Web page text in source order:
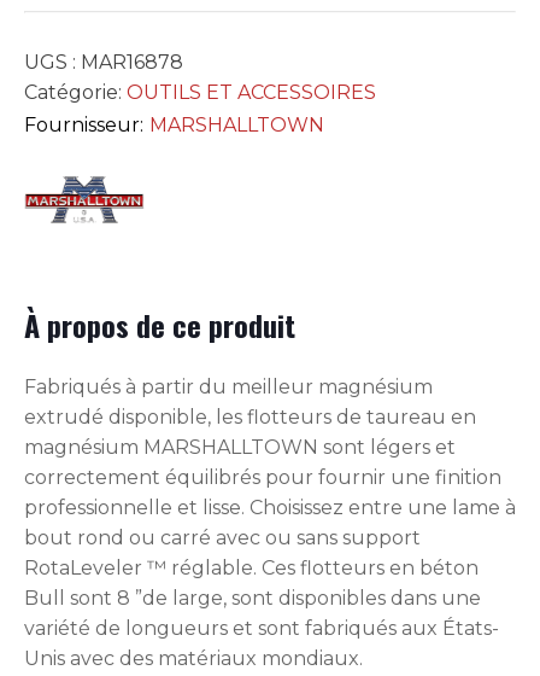
UGS : MAR16878
Catégorie: OUTILS ET ACCESSOIRES
Fournisseur: MARSHALLTOWN
À propos de ce produit
Fabriqués à partir du meilleur magnésium
extrudé disponible, les flotteurs de taureau en
magnésium MARSHALLTOWN sont légers et
correctement équilibrés pour fournir une finition
professionnelle et lisse. Choisissez entre une lame à
bout rond ou carré avec ou sans support
RotaLeveler ™ réglable. Ces flotteurs en béton
Bull sont 8 ”de large, sont disponibles dans une
variété de longueurs et sont fabriqués aux États-
Unis avec des matériaux mondiaux.